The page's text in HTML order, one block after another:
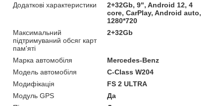
Додаткові характеристики
2+32Gb, 9", Android 12, 4
core, CarPlay, Android auto,
1280*720
Максимальний
підтримуваний обсяг карт
пам'яті
2+32Gb
Марка автомобіля
Mercedes-Benz
Модель автомобіля
C-Class W204
Модифікація
FS 2 ULTRA
Модуль GPS
Да